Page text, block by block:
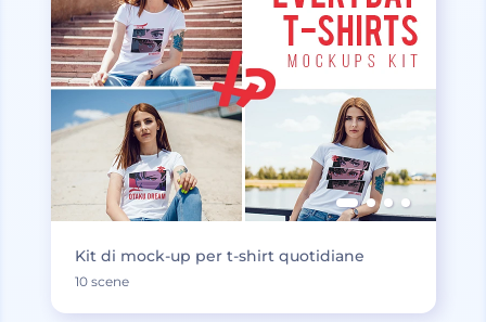
Kit di mock-up per t-shirt quotidiane
10 scene